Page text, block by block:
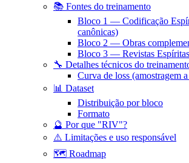
📚 Fontes do treinamento
Bloco 1 — Codificação
canônicas)
Bloco 2 — Obras
Bloco 3 — Revistas Espíritas
🔧 Detalhes técnicos do
Curva de loss (amostragem
📊 Dataset
Distribuição por bloco
Formato
🔮 Por que "RIV"?
⚠️ Limitações e uso responsável
🗺️ Roadmap